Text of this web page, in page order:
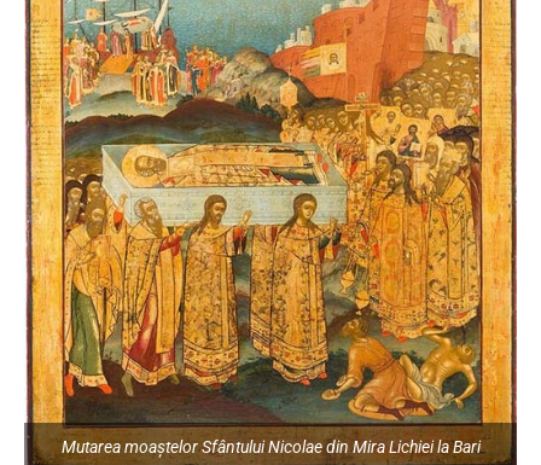
Mutarea moaștelor Sfântului Nicolae din Mira Lichiei la Bari